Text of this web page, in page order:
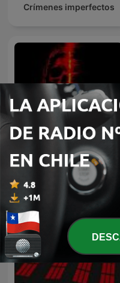
Crímenes imperfectos
Relatos de Terror